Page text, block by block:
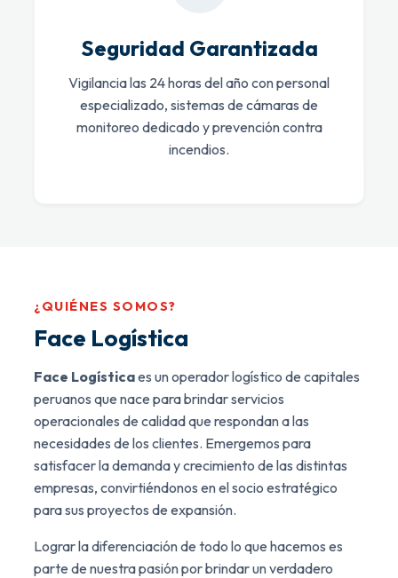
Seguridad Garantizada
Vigilancia las 24 horas del año con personal
especializado, sistemas de cámaras de
monitoreo dedicado y prevención contra
incendios.
¿QUIÉNES SOMOS?
Face Logística
Face Logísticaes un operador logístico de capitales
peruanos que nace para brindar servicios
operacionales de calidad que respondan a las
necesidades de los clientes. Emergemos para
satisfacer la demanda y crecimiento de las distintas
empresas, convirtiéndonos en el socio estratégico
para sus proyectos de expansión.
Lograr la diferenciación de todo lo que hacemos es
parte de nuestra pasión por brindar un verdadero